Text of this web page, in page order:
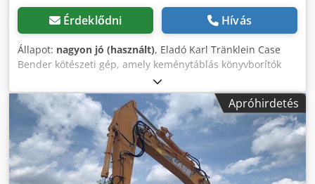
Érdeklődni Hívás
Állapot: nagyon jó (használt), Eladó Karl Tränklein Case
Bender kötészeti gép, amely keménytáblás könyvborítók
gerincének formázására és hajlítására szolgál. A
berendezés a borítóknak megfelelő görbületet ad, így azok
tökéletesen illeszkednek a könyvblokkhoz. A gép állítható
hengerekkel szerelt, amelyek különböző
borítóvastagságokhoz igazíthatók. Masszív öntöttvas
szerkezete nagy pontosságot és hosszú élettartamot
biztosít. Műszaki adatok: Gyártó: Karl Tränklein Típus: Case
Apróhirdetés